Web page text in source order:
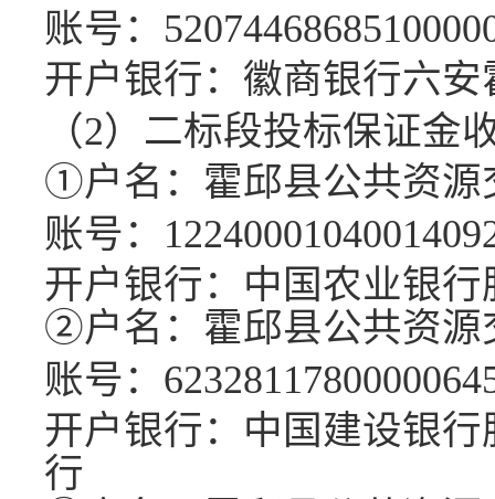
账号：
开户银行： 徽商银行六安
（2）二标段投标保证金
①户名： 霍邱县公共资源
账号：
开户银行： 中国农业银
②户名： 霍邱县公共资源
账号：
开户银行： 中国建设银
行